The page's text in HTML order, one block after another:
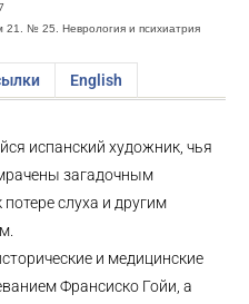
№ 25. Неврология и психиатрия
English
испанский художник, чья
загадочным
слуха и другим
и медицинские
Франсиско Гойи, а